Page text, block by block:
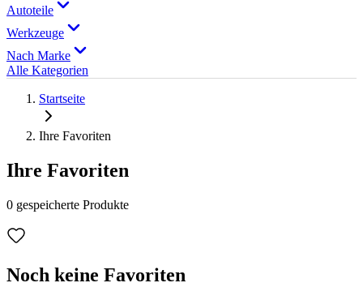
Autoteile
Werkzeuge
Nach Marke
Alle Kategorien
Startseite
Ihre Favoriten
Ihre Favoriten
0 gespeicherte Produkte
Noch keine Favoriten